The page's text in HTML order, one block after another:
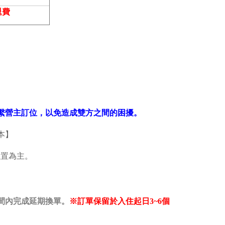
費
主訂位，以免造成雙方之間的困擾。
為主。
完成延期換單。 ※訂單保留於入住起日3~6個